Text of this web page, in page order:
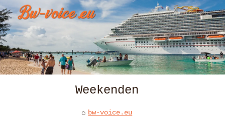
Weekenden
bw-voice.eu